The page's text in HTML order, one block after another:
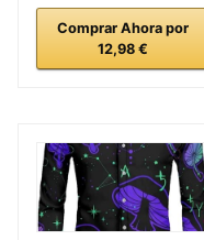
Comprar Ahora por
12,98 €